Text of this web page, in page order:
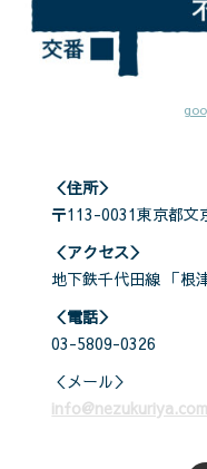
＜住所＞
〒113-0031東京都文
＜アクセス＞
地下鉄千代田線 「根
＜電話＞
03-5809-0326
＜メール＞
info@nezukuriya.com